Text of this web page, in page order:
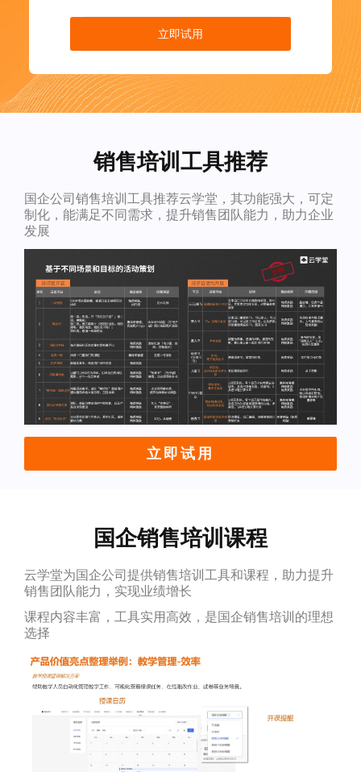
立即试用
销售培训工具推荐
国企公司销售培训工具推荐云学堂，其功能强大，可定
制化，能满足不同需求，提升销售团队能力，助力企业
发展
立即试用
国企销售培训课程
云学堂为国企公司提供销售培训工具和课程，助力提升
销售团队能力，实现业绩增长
课程内容丰富，工具实用高效，是国企销售培训的理想
选择